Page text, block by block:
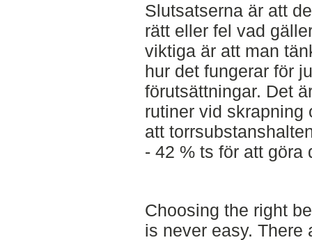
Slutsatserna är att
rätt eller fel vad
viktiga är att man
hur det fungerar för
förutsättningar. Det
rutiner vid skrapning
att
- 42 % ts för att göra
Choosing the right
is never easy. There